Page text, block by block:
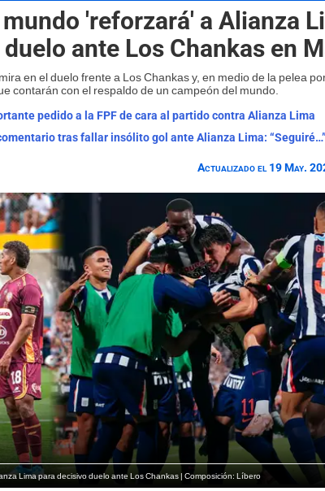
'reforzará' a Alianza
ante Los Chankas en
en el duelo frente a Los Chankas y, en medio de la pelea
contarán con el respaldo de un campeón del mundo.
pedido a la FPF de cara al partido contra Alianza Lima
tras fallar insólito gol ante Alianza Lima: “Seguiré…”
Actualizado el 19 May.
Lima para decisivo duelo ante Los Chankas | Composición: Líbero